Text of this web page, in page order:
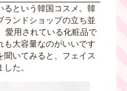
るという韓国コスメ。韓
ランドショップの立ち並
愛用されている化粧品で
も大容量なのがいいです
いてみると、フェイス
た。